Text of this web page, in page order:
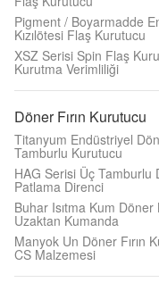
Pigment / Boyarmadde
Kızılötesi Flaş Kurutucu
XSZ Serisi Spin Flaş
Kurutma Verimliliği
Döner Fırın Kurutucu
Titanyum Endüstriyel
Tamburlu Kurutucu
HAG Serisi Üç Tamburlu
Patlama Direnci
Buhar Isıtma Kum Döner
Uzaktan Kumanda
Manyok Un Döner Fırın
CS Malzemesi